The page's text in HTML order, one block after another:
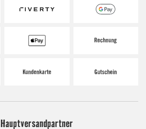
Hauptversandpartner